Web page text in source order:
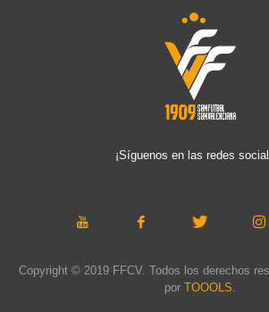
¡Síguenos en las redes
Copyright © 2019 FFCV. Todos los derechos
por TOOOLS